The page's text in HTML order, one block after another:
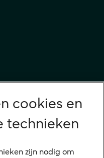
cookies en
technieken
zijn nodig om